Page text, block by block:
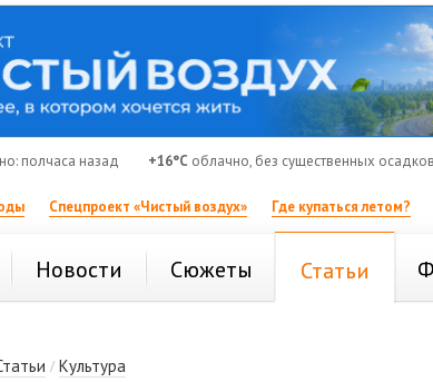
полчаса назад +16°C облачно, без существенных осадков
Спецпроект «Чистый воздух» Где купаться летом?
Новости Сюжеты Статьи
/Культура